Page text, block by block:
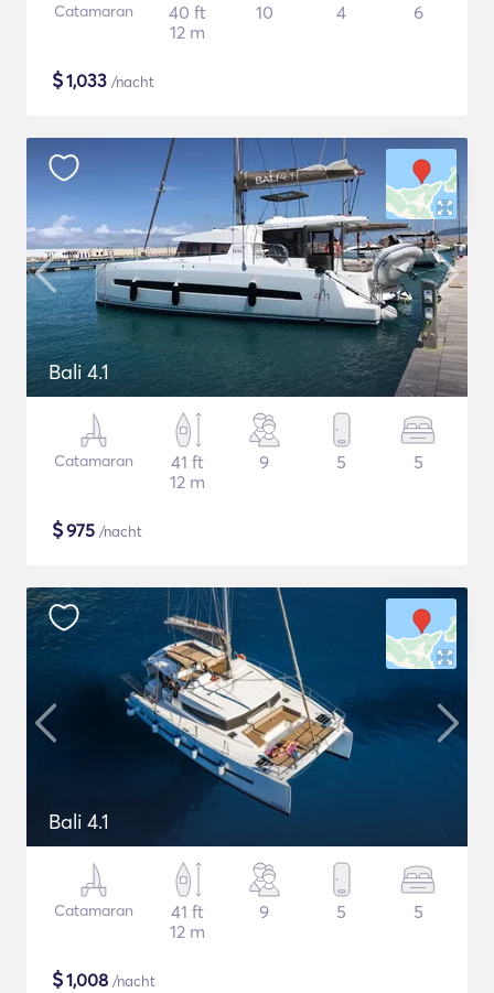
Catamaran
40 ft
12 m
10 4 6
$1,033 /nacht
Bali 4.1
Catamaran
41 ft
12 m
9 5 5
$975 /nacht
Bali 4.1
Catamaran
41 ft
12 m
9 5 5
$1,008 /nacht